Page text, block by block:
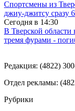
Спортсмены из
джиу-джитсу сразу
Сегодня в 14:30
В Тверской области
тремя фурами -
Редакция: (4822)
Отдел рекламы:
Рубрики